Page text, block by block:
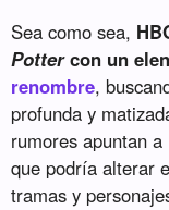
Sea como sea,
Pottercon un
renombre,
profunda y
rumores apuntan
que podría alterar
tramas y